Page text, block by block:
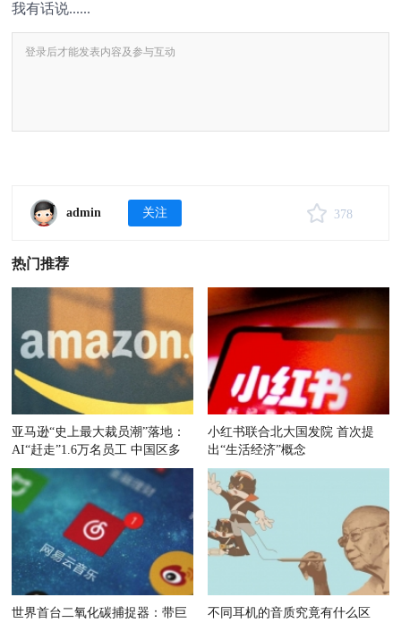
我有话说......
admin 关注 378
热门推荐
亚马逊“史上最大裁员潮”落地：
AI“赶走”1.6万名员工 中国区多
小红书联合北大国发院 首次提
出“生活经济”概念
世界首台二氧化碳捕捉器：带巨
不同耳机的音质究竟有什么区